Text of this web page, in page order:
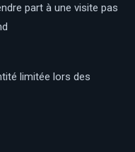
part à une visite pas
limitée lors des